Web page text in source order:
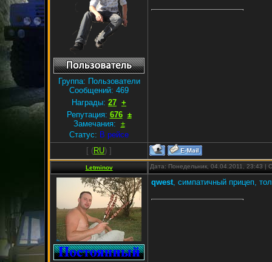
Группа: Пользователи
Сообщений: 469
Награды: 27 +
Репутация: 676 ±
Замечания: ±
Статус: В рейсе
[ (RU) ]
Letminov Дата: Понедельник, 04.04.2011, 23:43 |
qwest , симпатичный прицеп,